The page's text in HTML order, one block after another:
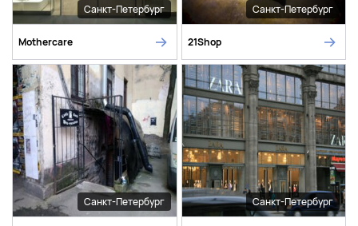
Санкт-Петербург
Mothercare
Санкт-Петербург
21Shop
Санкт-Петербург Санкт-Петербург